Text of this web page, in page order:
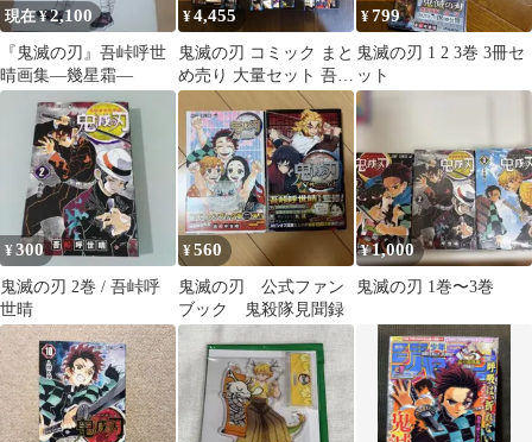
現在 ¥2,100
『鬼滅の刃』吾峠呼世
晴画集―幾星霜―
¥4,455
鬼滅の刃 コミック まと
め売り 大量セット 吾峠
呼世晴 ジャンプ漫画 人
気作品
¥799
鬼滅の刃 1 2 3巻 3冊セ
ット
¥300
鬼滅の刃 2巻 / 吾峠呼
世晴
¥560
鬼滅の刃 公式ファン
ブック 鬼殺隊見聞録
¥1,000
鬼滅の刃 1巻〜3巻